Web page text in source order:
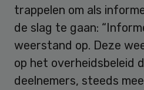
trappelen om als
de slag te gaan:
weerstand op. Deze
op het overheidsbeleid
deelnemers, steeds